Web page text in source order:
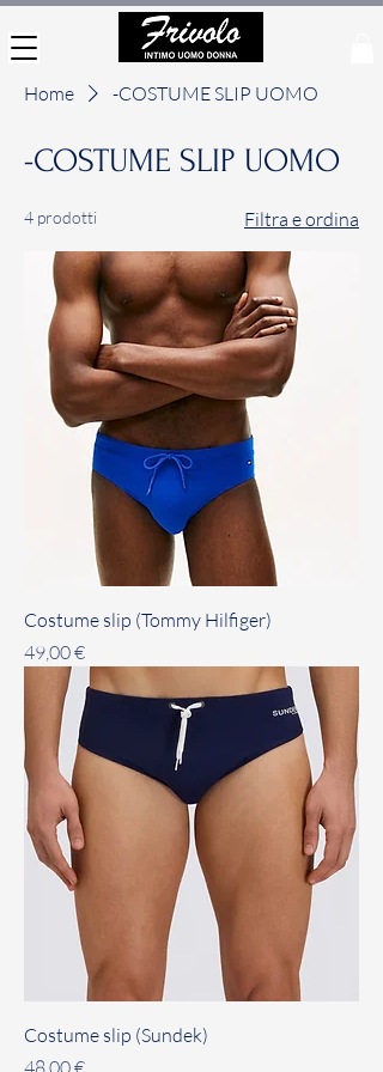
Home -COSTUME SLIP UOMO
-COSTUME SLIP UOMO
4 prodotti Filtra e ordina
Costume slip (Tommy Hilfiger)
Prezzo
49,00 €
Costume slip (Sundek)
Prezzo
48,00 €